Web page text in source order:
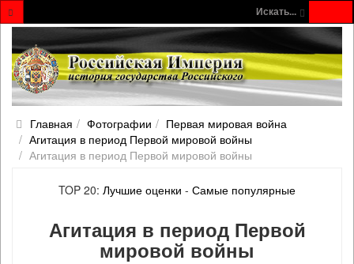
Искать...
Главная Фотографии
Первая мировая война
Агитация в период Первой мировой войны
Агитация в период Первой мировой войны
TOP 20: Лучшие оценки - Самые популярные
Агитация в период Первой
мировой войны